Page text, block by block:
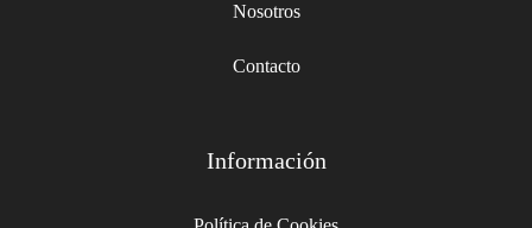
Nosotros
Contacto
Información